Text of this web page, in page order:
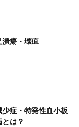
潰瘍・壊疽
少症・特発性血小板
とは？